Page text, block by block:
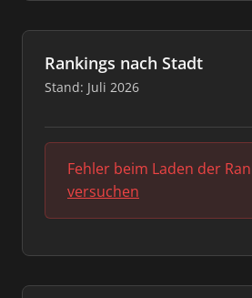
Rankings nach Stadt
Stand: Juli 2026
Fehler beim Laden der
versuchen